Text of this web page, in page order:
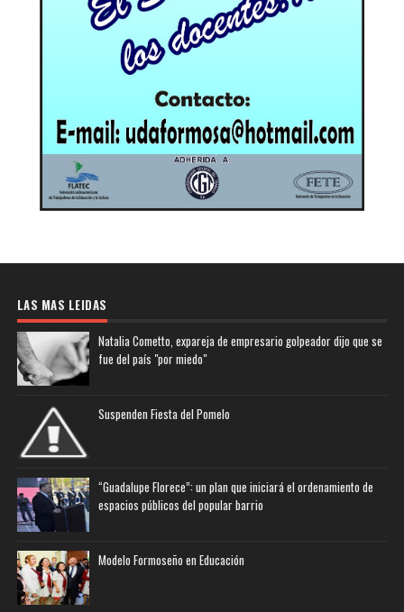
LAS MAS LEIDAS
Natalia Cometto, expareja de empresario golpeador dijo que se
fue del país "por miedo"
Suspenden Fiesta del Pomelo
“Guadalupe Florece”: un plan que iniciará el ordenamiento de
espacios públicos del popular barrio
Modelo Formoseño en Educación